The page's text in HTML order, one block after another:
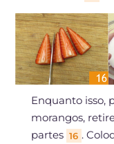
Enquanto isso,
morangos,
partes 16 .